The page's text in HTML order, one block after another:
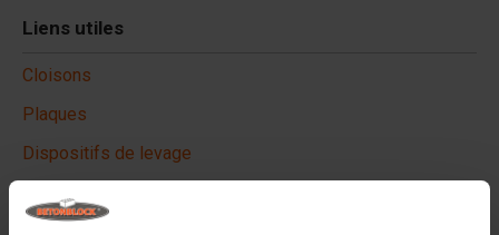
Liens utiles
Cloisons
Plaques
Dispositifs de levage